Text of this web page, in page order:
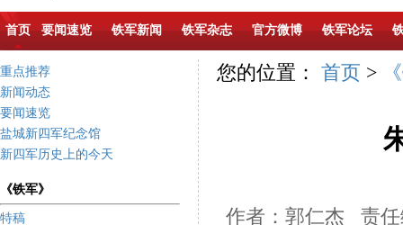
首页 要闻速览 铁军新闻 铁军杂志 官方微博 铁军论坛
重点推荐
新闻动态
要闻速览
盐城新四军纪念馆
新四军历史上的今天
《铁军》
特稿
您的位置： 首页 >
作者：郭仁杰 责